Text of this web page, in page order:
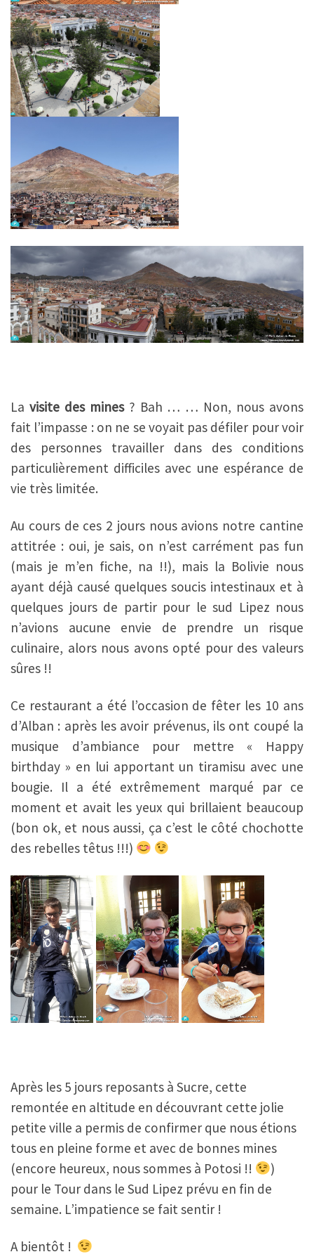
La visite des mines? Bah … … Non, nous avons
fait l’impasse : on ne se voyait pas défiler pour voir
des personnes travailler dans des conditions
particulièrement difficiles avec une espérance de
vie très limitée.
Au cours de ces 2 jours nous avions notre cantine
attitrée : oui, je sais, on n’est carrément pas fun
(mais je m’en fiche, na !!), mais la Bolivie nous
ayant déjà causé quelques soucis intestinaux et à
quelques jours de partir pour le sud Lipez nous
n’avions aucune envie de prendre un risque
culinaire, alors nous avons opté pour des valeurs
sûres !!
Ce restaurant a été l’occasion de fêter les 10 ans
d’Alban : après les avoir prévenus, ils ont coupé la
musique d’ambiance pour mettre « Happy
birthday » en lui apportant un tiramisu avec une
bougie. Il a été extrêmement marqué par ce
moment et avait les yeux qui brillaient beaucoup
(bon ok, et nous aussi, ça c’est le côté chochotte
des rebelles têtus !!!)
Après les 5 jours reposants à Sucre, cette
remontée en altitude en découvrant cette jolie
petite ville a permis de confirmer que nous étions
tous en pleine forme et avec de bonnes mines
(encore heureux, nous sommes à Potosi !!
)
pour le Tour dans le Sud Lipez prévu en fin de
semaine. L’impatience se fait sentir !
A bientôt !